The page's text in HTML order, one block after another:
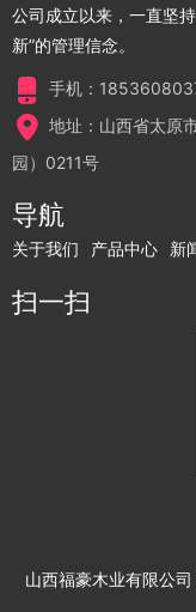
公司成立以来，一直坚
新”的管理信念。
手机：
地址：山西省太原
园）0211号
导航
关于我们 产品中心 新
扫一扫
山西福豪木业有限公司